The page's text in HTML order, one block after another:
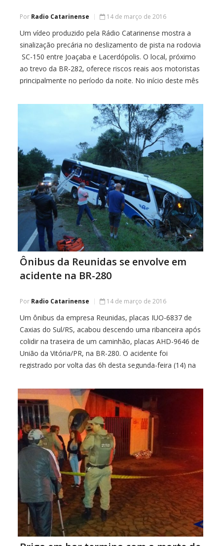
Por Radio Catarinense 14 de março de 2016
Um vídeo produzido pela Rádio Catarinense mostra a
sinalização precária no deslizamento de pista na rodovia
SC-150 entre Joaçaba e Lacerdópolis. O local, próximo
ao trevo da BR-282, oferece riscos reais aos motoristas
principalmente no período da noite. No início deste mês
em meia pista há mais […]
Ônibus da Reunidas se envolve em
acidente na BR-280
Por Radio Catarinense 14 de março de 2016
Um ônibus da empresa Reunidas, placas IUO-6837 de
Caxias do Sul/RS, acabou descendo uma ribanceira após
colidir na traseira de um caminhão, placas AHD-9646 de
União da Vitória/PR, na BR-280. O acidente foi
registrado por volta das 6h desta segunda-feira (14) na
coletivo estavam 16 passageiros que foram […]